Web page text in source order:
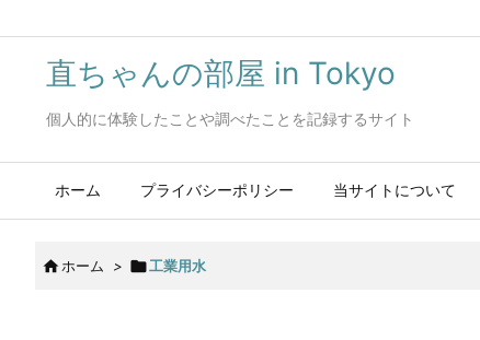
直ちゃんの部屋 in Tokyo
個人的に体験したことや調べたことを記録するサイト
ホーム プライバシーポリシー 当サイトについて
 ホーム > 工業用水